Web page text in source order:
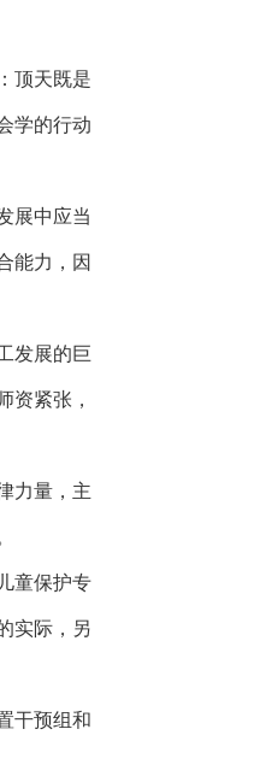
顶天既是
学的行动
展中应当
能力，因
发展的巨
资紧张，
力量，主
童保护专
实际，另
干预组和